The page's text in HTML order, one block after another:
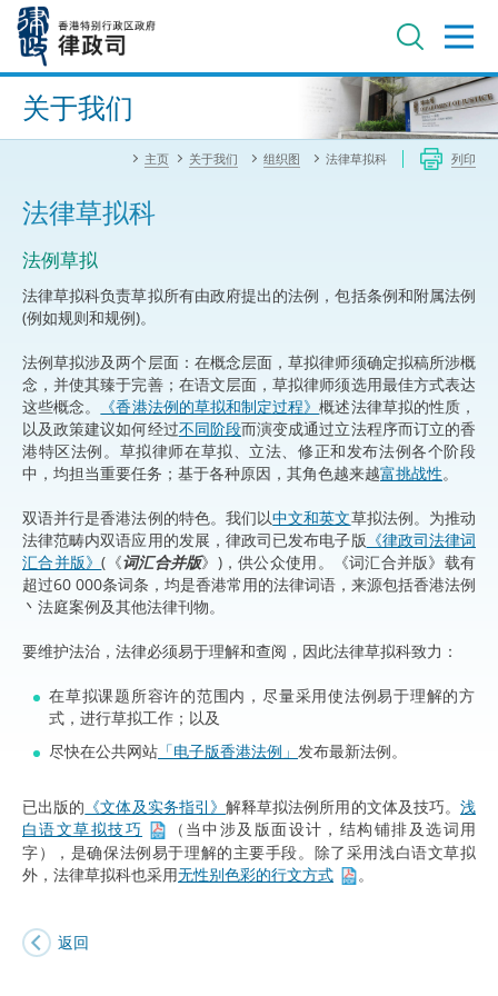
内
进阶搜寻
关于我们
主页 关于我们 组织图 法律草拟科 列印
法律草拟科
法例草拟
法律草拟科负责草拟所有由政府提出的法例，包括条例和附属法例
(例如规则和规例)。
法例草拟涉及两个层面：在概念层面，草拟律师须确定拟稿所涉概
念，并使其臻于完善；在语文层面，草拟律师须选用最佳方式表达
这些概念。
《香港法例的草拟和制定过程》概述法律草拟的性质，
以及政策建议如何经过不同阶段而演变成通过立法程序而订立的香
港特区法例。草拟律师在草拟、立法、修正和发布法例各个阶段
中，均担当重要任务；基于各种原因，其角色越来越富挑战性。
双语并行是香港法例的特色。我们以中文和英文草拟法例。为推动
法律范畴内双语应用的发展，律政司已发布电子版 《律政司法律词
汇合并版》(《词汇合并版》)，供公众使用。《词汇合并版》载有
超过60 000条词条，均是香港常用的法律词语，来源包括香港法例
丶法庭案例及其他法律刊物。
要维护法治，法律必须易于理解和查阅，因此法律草拟科致力：
在草拟课题所容许的范围内，尽量采用使法例易于理解的方
式，进行草拟工作；以及
尽快在公共网站 「电子版香港法例」 发布最新法例。
已出版的 《文体及实务指引》 解释草拟法例所用的文体及技巧。浅
白语文草拟技巧
（当中涉及版面设计，结构铺排及选词用
字），是确保法例易于理解的主要手段。除了采用浅白语文草拟
外，法律草拟科也采用无性别色彩的行文方式 。
返回